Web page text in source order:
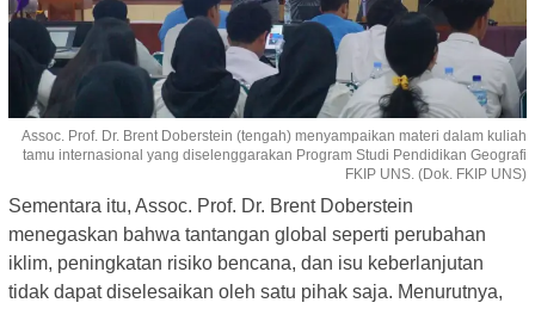
Assoc. Prof. Dr. Brent Doberstein (tengah) menyampaikan materi dalam kuliah
tamu internasional yang diselenggarakan Program Studi Pendidikan Geografi
FKIP UNS. (Dok. FKIP UNS)
Sementara itu, Assoc. Prof. Dr. Brent Doberstein
menegaskan bahwa tantangan global seperti perubahan
iklim, peningkatan risiko bencana, dan isu keberlanjutan
tidak dapat diselesaikan oleh satu pihak saja. Menurutnya,